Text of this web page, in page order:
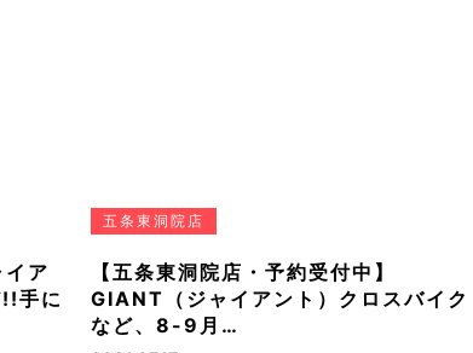
ア
手に
五条東洞院店
【五条東洞院店・予約受付中】
GIANT（ジャイアント）クロスバイク
など、8-9月…